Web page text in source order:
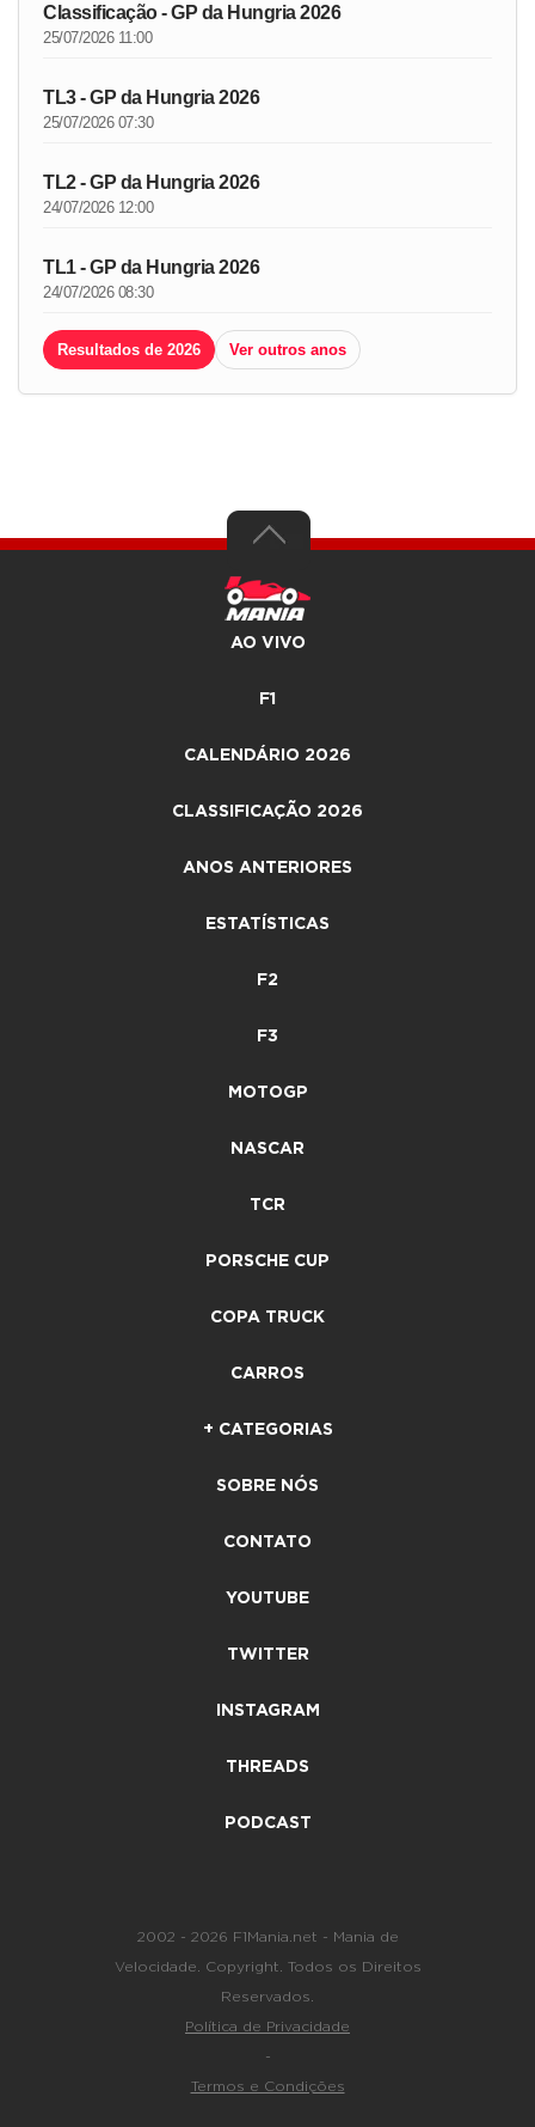
Classificação - GP da Hungria 2026
25/07/2026 11:00
TL3 - GP da Hungria 2026
25/07/2026 07:30
TL2 - GP da Hungria 2026
24/07/2026 12:00
TL1 - GP da Hungria 2026
24/07/2026 08:30
Resultados de 2026 Ver outros anos
AO VIVO
F1
CALENDÁRIO 2026
CLASSIFICAÇÃO 2026
ANOS ANTERIORES
ESTATÍSTICAS
F2
F3
MOTOGP
NASCAR
TCR
PORSCHE CUP
COPA TRUCK
CARROS
+ CATEGORIAS
SOBRE NÓS
CONTATO
YOUTUBE
TWITTER
INSTAGRAM
THREADS
PODCAST
2002 - 2026 F1Mania.net - Mania de
Velocidade. Copyright. Todos os Direitos
Reservados.
Política de Privacidade
-
Termos e Condições